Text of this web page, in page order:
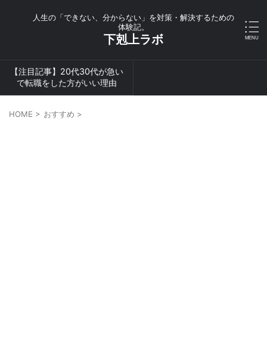
人生の「できない、分からない」を対策・解決するための
体験記。
下剋上ラボ
【注目記事】20代30代が急い
で転職をした方がいい理由
HOME > おすすめ >